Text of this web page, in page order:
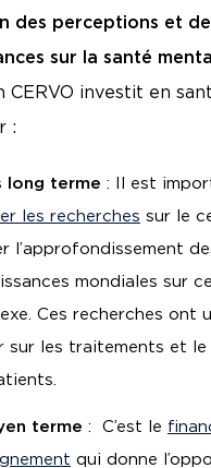
des perceptions et
sur la santé
CERVO investit en
:
long terme : Il est
les recherches sur le
l’approfondissement
mondiales sur
Ces recherches ont
sur les traitements et le
terme : C’est le
qui donne